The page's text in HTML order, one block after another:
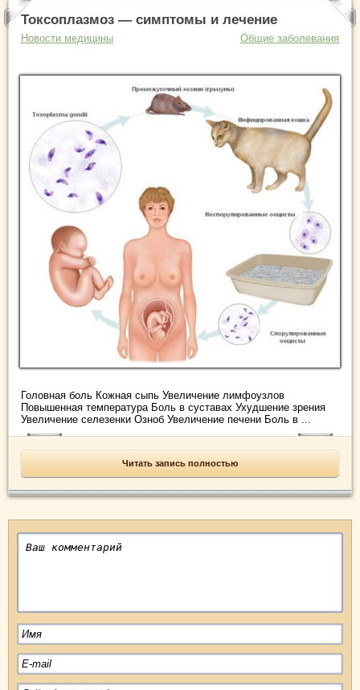
Токсоплазмоз — симптомы и лечение
Новости медицины Общие заболевания
Головная боль Кожная сыпь Увеличение лимфоузлов
Повышенная температура Боль в суставах Ухудшение зрения
Увеличение селезенки Озноб Увеличение печени Боль в ...
Читать запись полностью